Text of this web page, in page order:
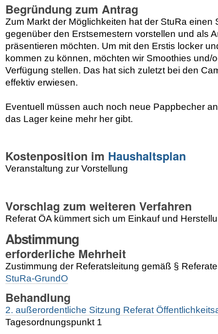
Begründung zum Antrag
Zum Markt der Möglichkeiten hat der StuRa einen
gegenüber den Erstsemestern vorstellen und als
präsentieren möchten. Um mit den Erstis locker
kommen zu können, möchten wir Smoothies und/
Verfügung stellen. Das hat sich zuletzt bei den
effektiv erwiesen.
Eventuell müssen auch noch neue Pappbecher
das Lager keine mehr her gibt.
Kostenposition im Haushaltsplan
Veranstaltung zur Vorstellung
Vorschlag zum weiteren Verfahren
Referat ÖA kümmert sich um Einkauf und
Abstimmung
erforderliche Mehrheit
Zustimmung der Referatsleitung gemäß §
StuRa-GrundO
Behandlung
2. außerordentliche Sitzung Referat
Tagesordnungspunkt 1